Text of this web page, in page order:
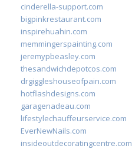
cinderella-support.com
bigpinkrestaurant.com
inspirehuahin.com
memmingerspainting.com
jeremypbeasley.com
thesandwichdepotcos.com
drgiggleshouseofpain.com
hotflashdesigns.com
garagenadeau.com
lifestylechauffeurservice.com
EverNewNails.com
insideoutdecoratingcentre.com